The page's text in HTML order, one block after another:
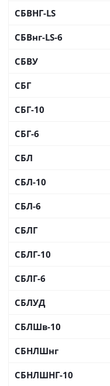
СБВНГ-LS
СБВнг-LS-6
СБВУ
СБГ
СБГ-10
СБГ-6
СБЛ
СБЛ-10
СБЛ-6
СБЛГ
СБЛГ-10
СБЛГ-6
СБЛУД
СБЛШв-10
СБНЛШнг
СБНЛШНГ-10